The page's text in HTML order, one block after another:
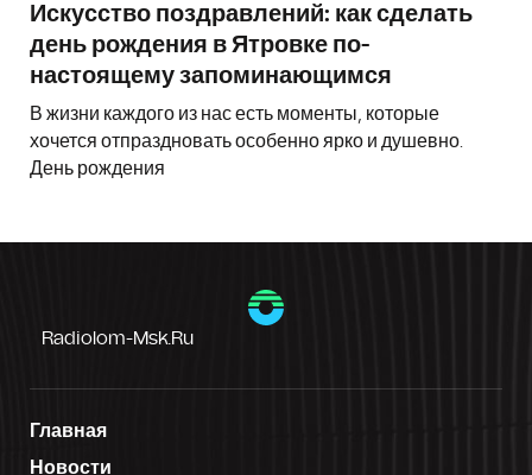
Искусство поздравлений: как сделать
день рождения в Ятровке по-
настоящему запоминающимся
В жизни каждого из нас есть моменты, которые
хочется отпраздновать особенно ярко и душевно.
День рождения
Radiolom-Msk.ru
Главная
Новости